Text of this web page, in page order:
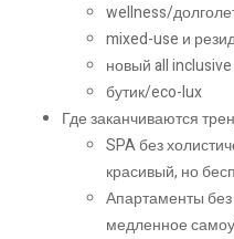
wellness/
mixed-use и
новый all inclusive
бутик/eco-lux
Где заканчиваются
SPA без
красивый, но
Апартаменты
медленное